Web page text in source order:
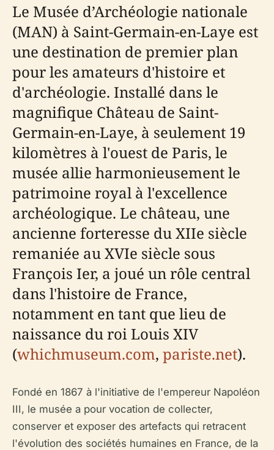
Le Musée d’Archéologie nationale
(MAN) à Saint-Germain-en-Laye est
une destination de premier plan
pour les amateurs d'histoire et
d'archéologie. Installé dans le
magnifique Château de Saint-
Germain-en-Laye, à seulement 19
kilomètres à l'ouest de Paris, le
musée allie harmonieusement le
patrimoine royal à l'excellence
archéologique. Le château, une
ancienne forteresse du XIIe siècle
remaniée au XVIe siècle sous
François Ier, a joué un rôle central
dans l'histoire de France,
notamment en tant que lieu de
naissance du roi Louis XIV
(whichmuseum.com, pariste.net).
Fondé en 1867 à l'initiative de l'empereur Napoléon
III, le musée a pour vocation de collecter,
conserver et exposer des artefacts qui retracent
l'évolution des sociétés humaines en France, de la